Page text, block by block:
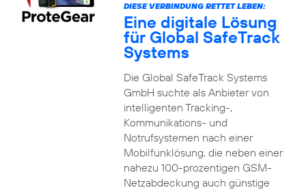
DIESE VERBINDUNG RETTET LEBEN:
Eine digitale Lösung
für Global SafeTrack
Systems
Die Global SafeTrack Systems
GmbH suchte als Anbieter von
intelligenten Tracking-,
Kommunikations- und
Notrufsystemen nach einer
Mobilfunklösung, die neben einer
nahezu 100-prozentigen GSM-
Netzabdeckung auch günstige